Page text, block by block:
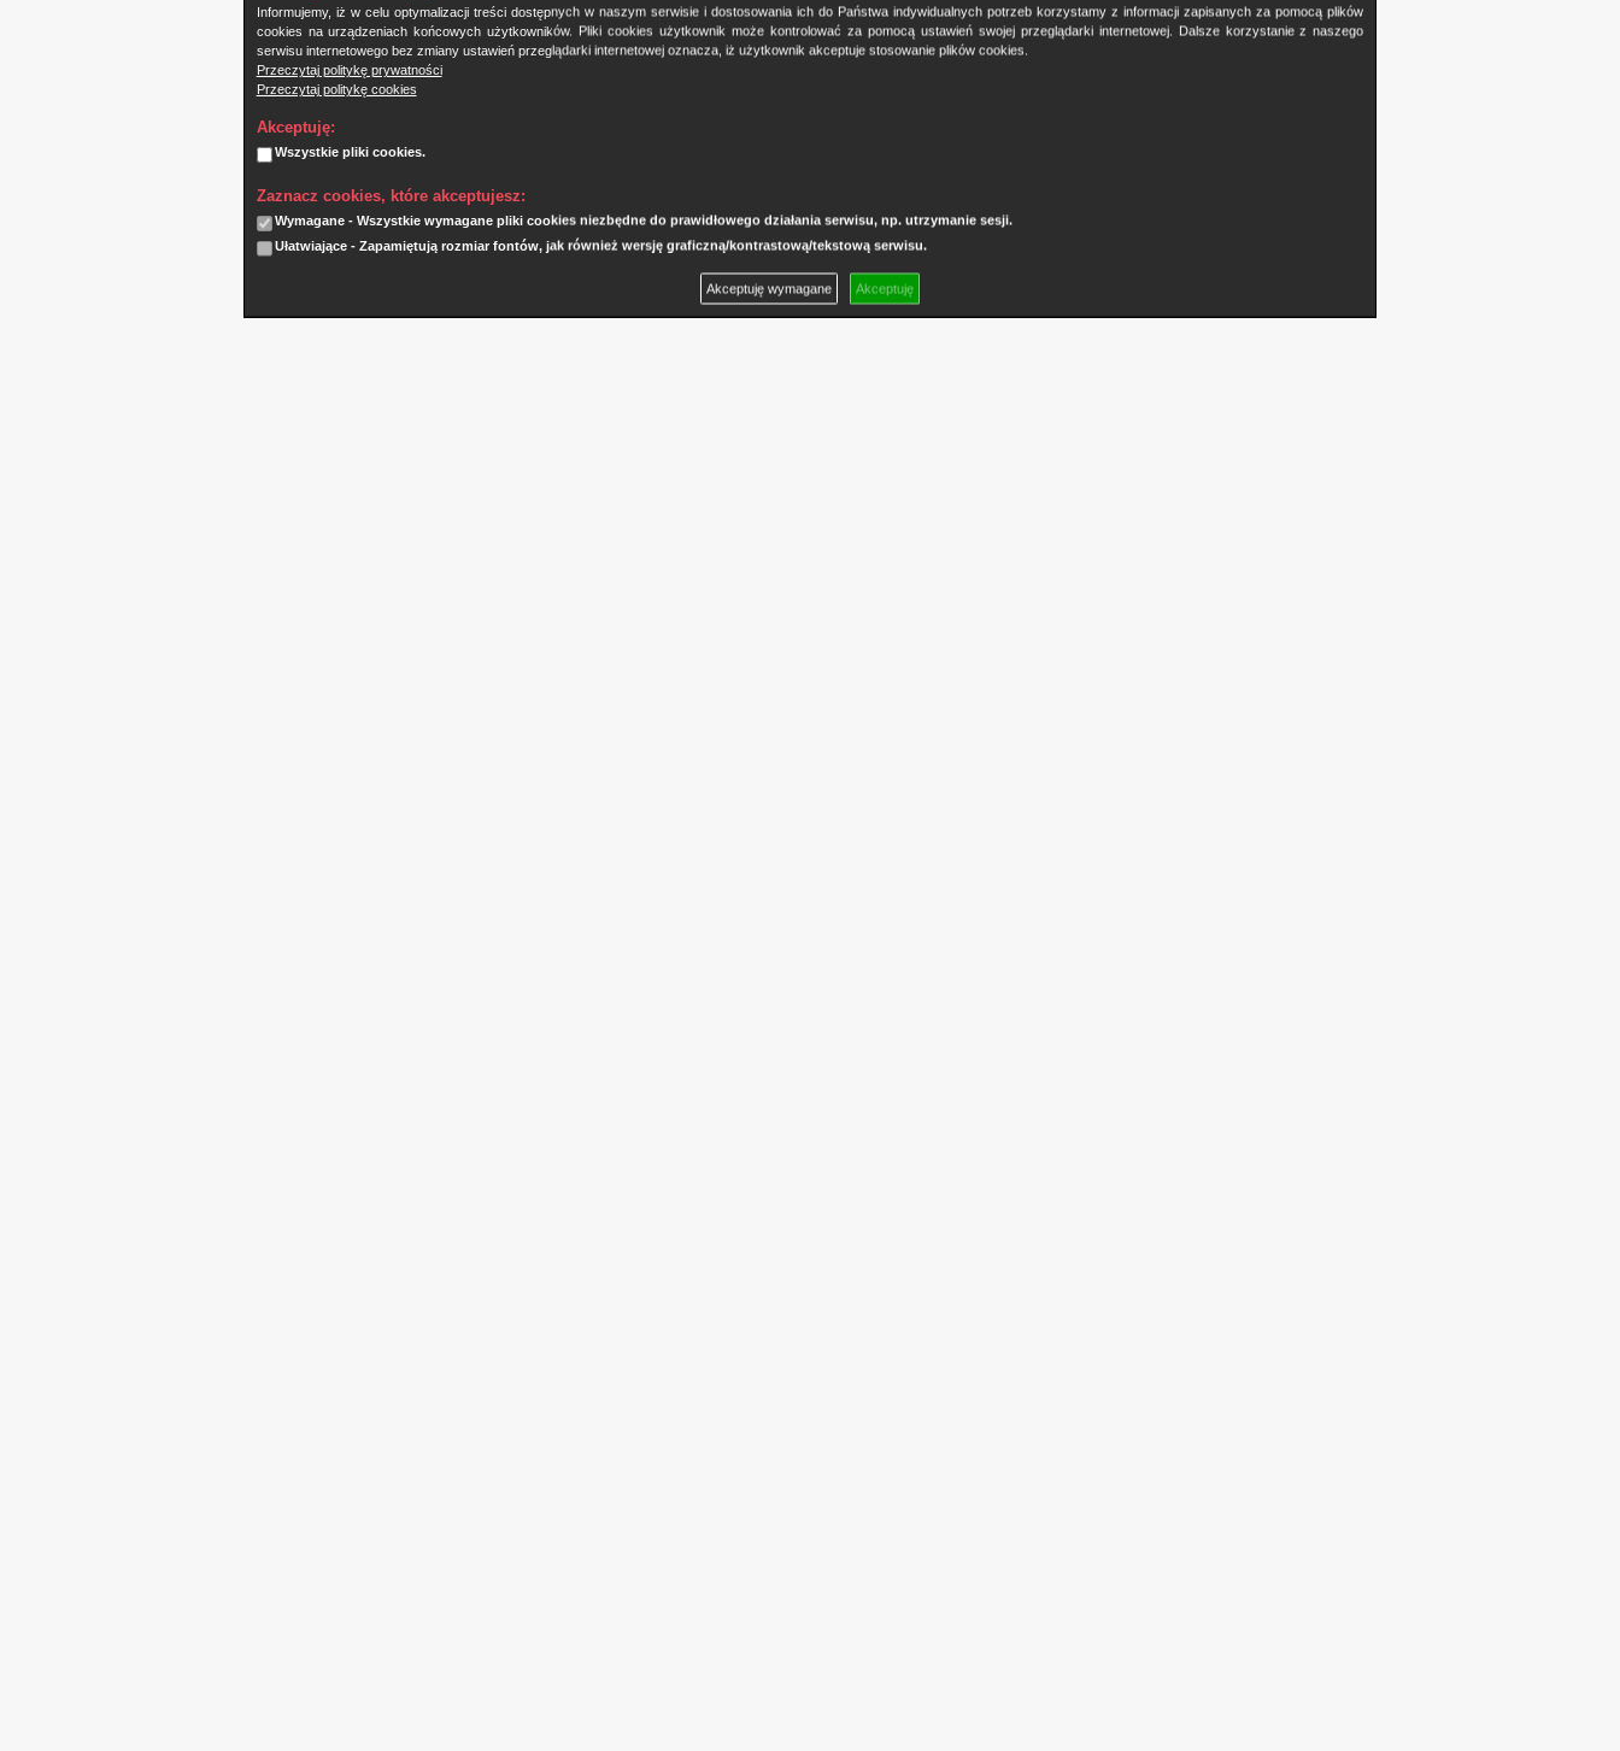
Informujemy, iż w celu optymalizacji treści dostępnych w naszym serwisie i dostosowania ich do Państwa indywidualnych potrzeb korzystamy z informacji zapisanych za pomocą plików
cookies na urządzeniach końcowych użytkowników. Pliki cookies użytkownik może kontrolować za pomocą ustawień swojej przeglądarki internetowej. Dalsze korzystanie z naszego
serwisu internetowego bez zmiany ustawień przeglądarki internetowej oznacza, iż użytkownik akceptuje stosowanie plików cookies.
Przeczytaj politykę prywatności
Przeczytaj politykę cookies
Akceptuję:
Wszystkie pliki cookies.
Zaznacz cookies, które akceptujesz:
Wymagane - Wszystkie wymagane pliki cookies niezbędne do prawidłowego działania serwisu, np. utrzymanie sesji.
Ułatwiające - Zapamiętują rozmiar fontów, jak również wersję graficzną/kontrastową/tekstową serwisu.
Akceptuję wymagane Akceptuję